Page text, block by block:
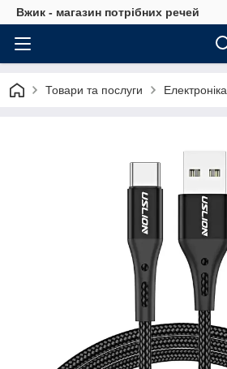
Вжик - магазин потрiбних речей
Товари та послуги Електроніка